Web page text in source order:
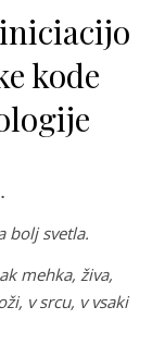
kode
bolj svetla.
mehka, živa,
v srcu, v vsaki